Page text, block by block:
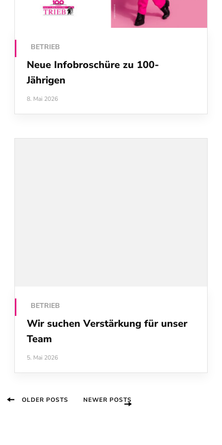
BETRIEB
Neue Infobroschüre zu 100-
Jährigen
8. Mai 2026
BETRIEB
Wir suchen Verstärkung für unser
Team
5. Mai 2026
Beitragsnavigation
OLDER POSTS NEWER POSTS